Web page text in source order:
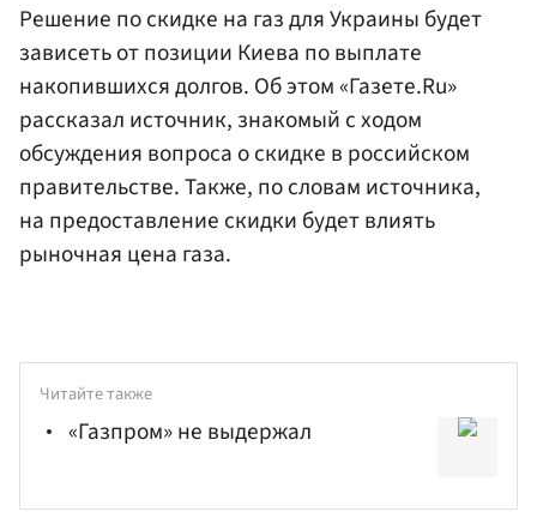
Решение по скидке на газ для Украины будет
зависеть от позиции Киева по выплате
накопившихся долгов. Об этом «Газете.Ru»
рассказал источник, знакомый с ходом
обсуждения вопроса о скидке в российском
правительстве. Также, по словам источника,
на предоставление скидки будет влиять
рыночная цена газа.
Читайте также
«Газпром» не выдержал